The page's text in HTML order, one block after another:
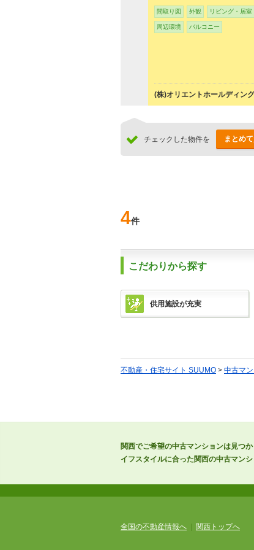
間取り図 外観 リビング・居室
周辺環境 バルコニー
(株)オリエントホールディン
チェックした物件を まとめ
4件
こだわりから探す
供用施設が充実
不動産・住宅サイト SUUMO > 中古マ
関西でご希望の中古マンションは見つ
イフスタイルに合った関西の中古マン
全国の不動産情報へ 関西トップへ